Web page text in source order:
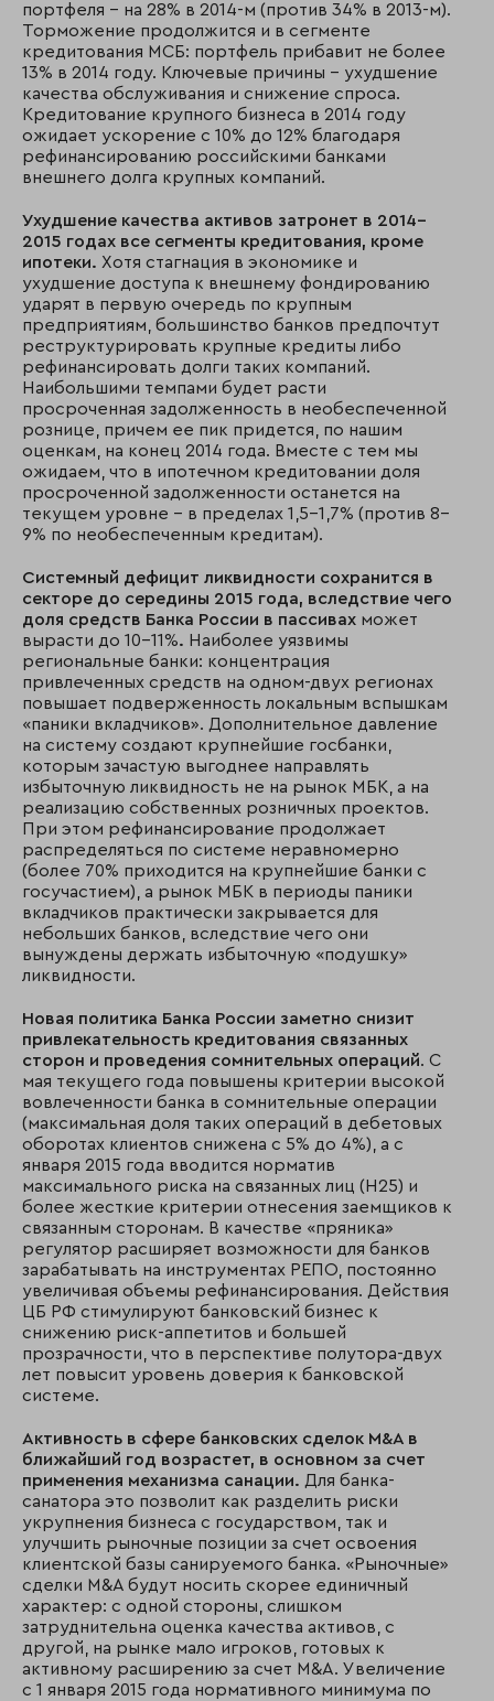
портфеля – на 28% в 2014-м (против 34% в 2013-м).
Торможение продолжится и в сегменте
кредитования МСБ: портфель прибавит не более
13% в 2014 году. Ключевые причины – ухудшение
качества обслуживания и снижение спроса.
Кредитование крупного бизнеса в 2014 году
ожидает ускорение с 10% до 12% благодаря
рефинансированию российскими банками
внешнего долга крупных компаний.
Ухудшение качества активов затронет в 2014–
2015 годах все сегменты кредитования, кроме
ипотеки. Хотя стагнация в экономике и
ухудшение доступа к внешнему фондированию
ударят в первую очередь по крупным
предприятиям, большинство банков предпочтут
реструктурировать крупные кредиты либо
рефинансировать долги таких компаний.
Наибольшими темпами будет расти
просроченная задолженность в необеспеченной
рознице, причем ее пик придется, по нашим
оценкам, на конец 2014 года. Вместе с тем мы
ожидаем, что в ипотечном кредитовании доля
просроченной задолженности останется на
текущем уровне – в пределах 1,5–1,7% (против 8–
9% по необеспеченным кредитам).
Системный дефицит ликвидности сохранится в
секторе до середины 2015 года, вследствие чего
доля средств Банка России в пассивах может
вырасти до 10-11%. Наиболее уязвимы
региональные банки: концентрация
привлеченных средств на одном-двух регионах
повышает подверженность локальным вспышкам
«паники вкладчиков». Дополнительное давление
на систему создают крупнейшие госбанки,
которым зачастую выгоднее направлять
избыточную ликвидность не на рынок МБК, а на
реализацию собственных розничных проектов.
При этом рефинансирование продолжает
распределяться по системе неравномерно
(более 70% приходится на крупнейшие банки с
госучастием), а рынок МБК в периоды паники
вкладчиков практически закрывается для
небольших банков, вследствие чего они
вынуждены держать избыточную «подушку»
ликвидности.
Новая политика Банка России заметно снизит
привлекательность кредитования связанных
сторон и проведения сомнительных операций. С
мая текущего года повышены критерии высокой
вовлеченности банка в сомнительные операции
(максимальная доля таких операций в дебетовых
оборотах клиентов снижена с 5% до 4%), а с
января 2015 года вводится норматив
максимального риска на связанных лиц (Н25) и
более жесткие критерии отнесения заемщиков к
связанным сторонам. В качестве «пряника»
регулятор расширяет возможности для банков
зарабатывать на инструментах РЕПО, постоянно
увеличивая объемы рефинансирования. Действия
ЦБ РФ стимулируют банковский бизнес к
снижению риск-аппетитов и большей
прозрачности, что в перспективе полутора-двух
лет повысит уровень доверия к банковской
системе.
Активность в сфере банковских сделок M&A в
ближайший год возрастет, в основном за счет
применения механизма санации. Для банка-
санатора это позволит как разделить риски
укрупнения бизнеса с государством, так и
улучшить рыночные позиции за счет освоения
клиентской базы санируемого банка. «Рыночные»
сделки M&A будут носить скорее единичный
характер: с одной стороны, слишком
затруднительна оценка качества активов, с
другой, на рынке мало игроков, готовых к
активному расширению за счет M&A. Увеличение
с 1 января 2015 года нормативного минимума по